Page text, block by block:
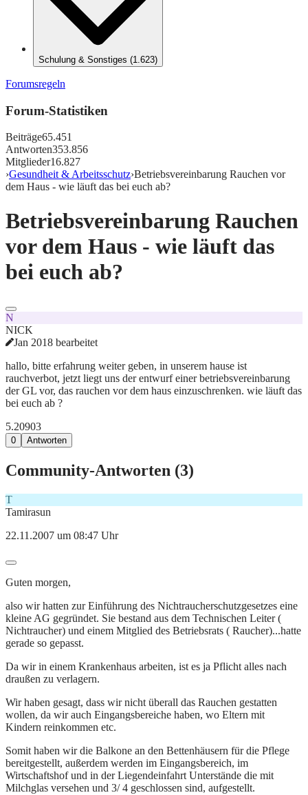
Schulung & Sonstiges (1.623)
Forumsregeln
Forum-Statistiken
Beiträge65.451
Antworten353.856
Mitglieder16.827
›Gesundheit & Arbeitsschutz›Betriebsvereinbarung Rauchen vor
dem Haus - wie läuft das bei euch ab?
Betriebsvereinbarung Rauchen
vor dem Haus - wie läuft das
bei euch ab?
N
NICK
Jan 2018 bearbeitet
hallo, bitte erfahrung weiter geben, in unserem hause ist
rauchverbot, jetzt liegt uns der entwurf einer betriebsvereinbarung
der GL vor, das rauchen vor dem haus einzuschrenken. wie läuft das
bei euch ab ?
5.20903
0 Antworten
Community-Antworten (3)
T
Tamirasun
22.11.2007 um 08:47 Uhr
Guten morgen,
also wir hatten zur Einführung des Nichtraucherschutzgesetzes eine
kleine AG gegründet. Sie bestand aus dem Technischen Leiter (
Nichtraucher) und einem Mitglied des Betriebsrats ( Raucher)...hatte
gerade so gepasst.
Da wir in einem Krankenhaus arbeiten, ist es ja Pflicht alles nach
draußen zu verlagern.
Wir haben gesagt, dass wir nicht überall das Rauchen gestatten
wollen, da wir auch Eingangsbereiche haben, wo Eltern mit
Kindern reinkommen etc.
Somit haben wir die Balkone an den Bettenhäusern für die Pflege
bereitgestellt, außerdem werden im Eingangsbereich, im
Wirtschaftshof und in der Liegendeinfahrt Unterstände die mit
Milchglas versehen und 3/ 4 geschlossen sind, aufgestellt.